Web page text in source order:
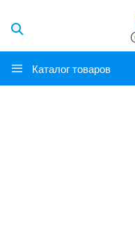
Каталог товаров